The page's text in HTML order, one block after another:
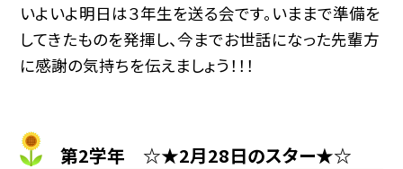
いよいよ明日は３年生を送る会です。いままで準備を
してきたものを発揮し、今までお世話になった先輩方
に感謝の気持ちを伝えましょう！！！
第2学年 ☆★2月28日のスター★☆